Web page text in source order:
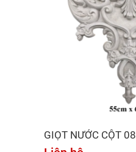
GIỌT NƯỚC CỘT 08